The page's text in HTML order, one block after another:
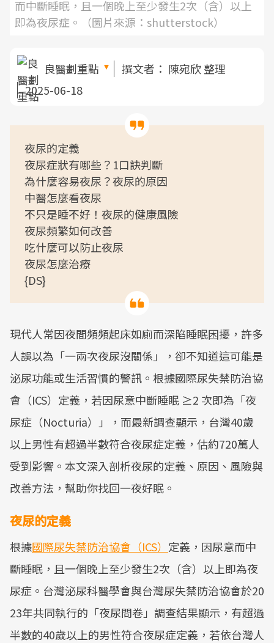
而中斷睡眠，且一個晚上至少發生2次（含）以上
即為夜尿症。（圖片來源：shutterstock）
良醫劃重點 撰文者： 陳宛欣 整理
2025-06-18
夜尿的定義
夜尿症狀有哪些？1口訣判斷
為什麼容易夜尿？夜尿的原因
中醫怎麼看夜尿
不只是睡不好！夜尿的健康風險
夜尿頻繁如何改善
吃什麼可以防止夜尿
夜尿怎麼治療
{DS}
現代人常因夜間頻頻起床如廁而深陷睡眠困擾，許多
人誤以為「一兩次夜尿沒關係」，卻不知道這可能是
泌尿功能或生活習慣的警訊。根據國際尿失禁防治協
會（ICS）定義，若因尿意中斷睡眠 ≥2 次即為「夜
尿症（Nocturia）」，而最新調查顯示，台灣40歲
以上男性有超過半數符合夜尿症定義，估約720萬人
受到影響。本文深入剖析夜尿的定義、原因、風險與
改善方法，幫助你找回一夜好眠。
夜尿的定義
根據國際尿失禁防治協會（ICS） 定義，因尿意而中
斷睡眠，且一個晚上至少發生2次（含）以上即為夜
尿症。台灣泌尿科醫學會與台灣尿失禁防治協會於20
23年共同執行的「夜尿問卷」調查結果顯示，有超過
半數的40歲以上的男性符合夜尿症定義，若依台灣人